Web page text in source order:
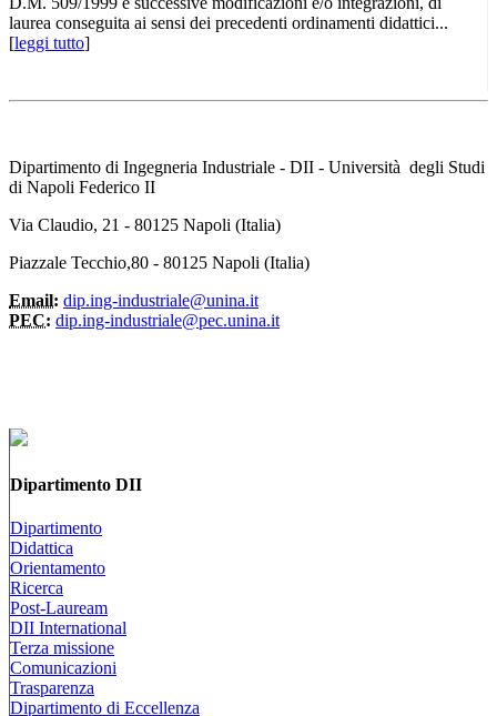
laurea conseguita ai sensi dei precedenti ordinamenti didattici...
[leggi tutto]
Dipartimento di Ingegneria Industriale - DII - Università degli Studi
di Napoli Federico II
Via Claudio, 21 - 80125 Napoli (Italia)
Piazzale Tecchio,80 - 80125 Napoli (Italia)
Email: dip.ing-industriale@unina.it
PEC: dip.ing-industriale@pec.unina.it
Dipartimento DII
Dipartimento
Didattica
Orientamento
Ricerca
Post-Lauream
DII International
Terza missione
Comunicazioni
Trasparenza
Dipartimento di Eccellenza